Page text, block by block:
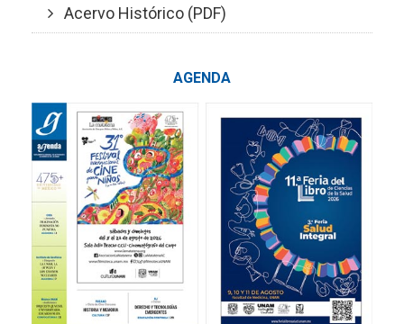
Acervo Histórico (PDF)
AGENDA